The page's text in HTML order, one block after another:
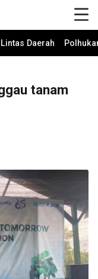
Lintas Daerah
tanam